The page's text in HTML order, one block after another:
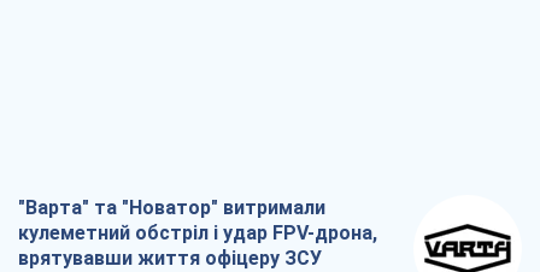
"Варта" та "Новатор" витримали
кулеметний обстріл і удар FPV-дрона,
врятувавши життя офіцеру ЗСУ